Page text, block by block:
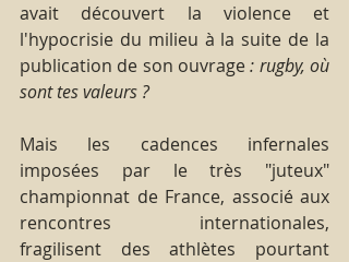
avait découvert la violence et
l'hypocrisie du milieu à la suite de la
publication de son ouvrage : rugby, où
sont tes valeurs ?
Mais les cadences infernales
imposées par le très "juteux"
championnat de France, associé aux
rencontres internationales,
fragilisent des athlètes pourtant